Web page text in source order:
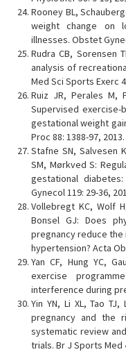
Rooney BL,
weight change on
illnesses. Obstet
Rudra CB, Sorensen
analysis of
Med Sci Sports Exerc
Ruiz JR, Perales M,
Supervised
gestational weight
Proc 88: 1388-97, 2013.
Stafne SN, Salvesen
SM, Mørkved S:
gestational
Gynecol 119: 29-36,
Vollebregt KC, Wolf
Bonsel GJ: Does
pregnancy reduce
hypertension? Acta
Yan CF, Hung YC,
exercise
interference during
Yin YN, Li XL, Tao
pregnancy and the
systematic review
trials. Br J Sports Med